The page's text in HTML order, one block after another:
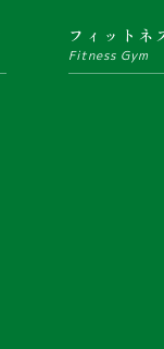
フィットネ
Fitness Gym